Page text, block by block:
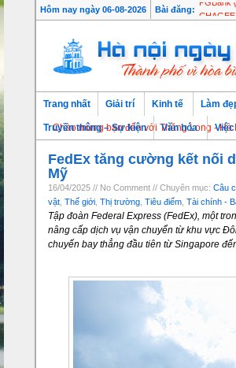
Hôm nay ngày 06-08-2026 Bài đăng:
Chào mừng bạn đến với Thăng Long - Hà Nội, Thủ
Trang nhất Giải trí Kinh tế Làm
Truyền thông – Sự kiện Văn hóa Việc
FedEx tăng cường kết nối
Mỹ
16/04/2025 // No Comment // Chuyên mục: Câu
vật Thế giới Thị trường Tiêu điểm Tài chính -
Tập đoàn Federal Express (FedEx), một
nâng cấp dịch vụ vận chuyển từ khu vực
chuyến bay thẳng đầu tiên từ Singapore